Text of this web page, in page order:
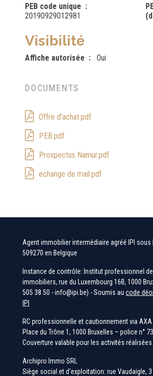
PEB code unique
20190929012981
Visibilité
Affiche autorisée Oui
DOCUMENTS
Offre d'achat.pdf
PEB.pdf
Prospectus Namur.pdf
echange de mail.pdf
Agent immobilier intermédiaire agréé IPI sous
509270 en Belgique
Instance de contrôle: Institut professionnel
immobiliers, rue du Luxembourg 16B, 1000
505 38 50 - info@ipi.be) - Soumis au code
IPI
RC professionnelle et cautionnement via AXA
Place du Trône 1, 1000 Bruxelles – police n°
Couverture valable pour les activités réalisées
Archipro Immo SRL
Siège social et d'exploitation: rue Vaudaigle, 3